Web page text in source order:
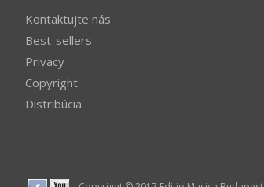
Kontaktujte nás
Best-sellers
Privacy
Copyright
Distribúcia